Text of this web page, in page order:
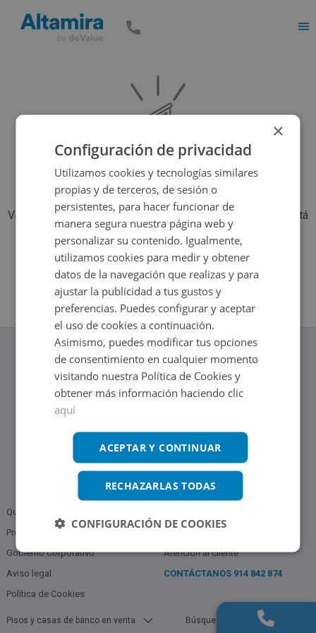
Vaya, parece que el inmueble que estás buscando ya no está
disponible, pero tenemos muchas más opciones...
Volver a buscar
Quiénes somos
Profesionales
Gobierno Corporativo
Aviso legal
Política de Cookies
Atención al cliente
CONTÁCTANOS 914 842 874
Pisos y casas de banco en venta Búsquedas populares
×
Configuración de privacidad
Utilizamos cookies y tecnologías similares
propias y de terceros, de sesión o
persistentes, para hacer funcionar de
manera segura nuestra página web y
personalizar su contenido. Igualmente,
utilizamos cookies para medir y obtener
datos de la navegación que realizas y para
ajustar la publicidad a tus gustos y
preferencias. Puedes configurar y aceptar
el uso de cookies a continuación.
Asimismo, puedes modificar tus opciones
de consentimiento en cualquier momento
visitando nuestra Política de Cookies y
obtener más información haciendo clic
aquí
ACEPTAR Y CONTINUAR
RECHAZARLAS TODAS
CONFIGURACIÓN DE COOKIES